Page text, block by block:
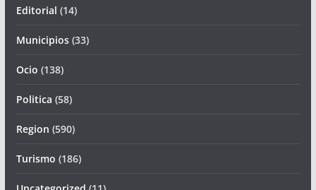
Editorial (14)
Municipios(33)
Ocio (138)
Politica (58)
Region (590)
Turismo (186)